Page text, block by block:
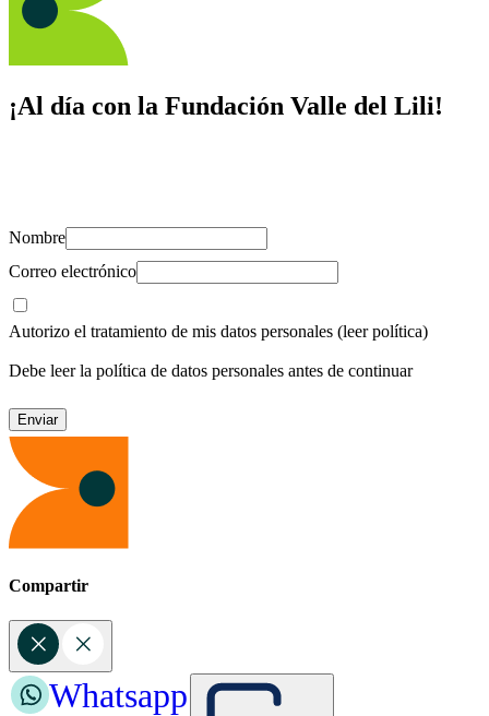
¡Al día con la Fundación Valle del Lili!
Nombre
Correo electrónico
Autorizo el tratamiento de mis datos personales (leer política)
Debe leer la política de datos personales antes de continuar
Compartir
Whatsapp